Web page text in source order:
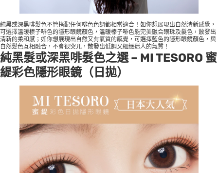
純黑或深黑啡髮色不管搭配任何啡色色調都相當適合！如你想展現出自然清新感覺，
可選擇溫暖榛子啡色的隱形眼鏡顏色，溫暖榛子啡色能完美融合眼珠及髮色，散發出
清新的柔和感；如你想展現出自然又有氣質的感覺，可選擇藍色的隱形眼鏡顏色，與
自然髮色互相融合，不會很突兀，散發出低調又細緻迷人的氣質！
純黑髮或深黑啡髮色之選 – MI TESORO 蜜
緹彩色隱形眼鏡（日拋）